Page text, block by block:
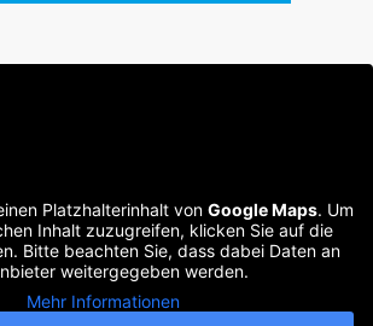
Platzhalterinhalt von Google Maps. Um
Inhalt zuzugreifen, klicken Sie auf die
Bitte beachten Sie, dass dabei Daten an
weitergegeben werden.
Mehr Informationen